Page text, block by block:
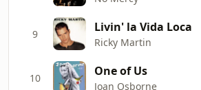
9 Livin' la Vida Loca
Ricky Martin
10 One of Us
Joan Osborne